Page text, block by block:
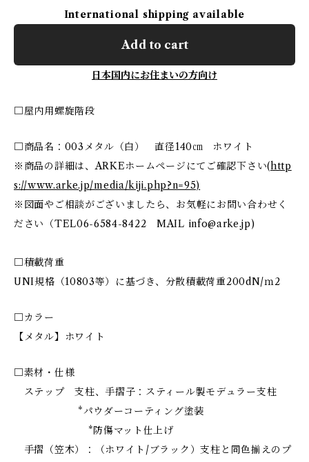
International shipping available
Add to cart
日本国内にお住まいの方向け
□屋内用螺旋階段
□商品名：003メタル（白） 直径140㎝ ホワイト
※商品の詳細は、ARKEホームページにてご確認下さい(http
s://www.arke.jp/media/kiji.php?n=95)
※図面やご相談がございましたら、お気軽にお問い合わせく
ださい（TEL06-6584-8422 MAIL info@arke.jp)
□積載荷重
UNI規格（10803等）に基づき、分散積載荷重200dN/ｍ2
□カラー
【メタル】ホワイト
□素材・仕様
ステップ 支柱、手摺子：スティール製モデュラー支柱
*パウダーコーティング塗装
*防傷マット仕上げ
手摺（笠木）：（ホワイト/ブラック）支柱と同色揃えのプ